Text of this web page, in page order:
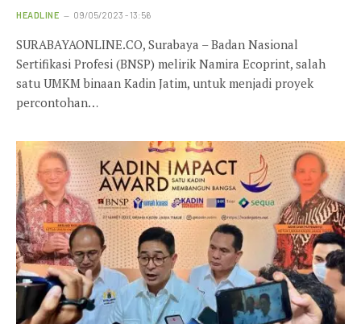
HEADLINE 09/05/2023 - 13:56
SURABAYAONLINE.CO, Surabaya – Badan Nasional
Sertifikasi Profesi (BNSP) melirik Namira Ecoprint, salah
satu UMKM binaan Kadin Jatim, untuk menjadi proyek
percontohan…